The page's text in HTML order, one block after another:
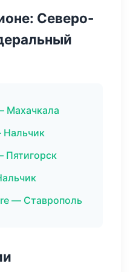
Северо-
Махачкала
Нальчик
— Ставрополь